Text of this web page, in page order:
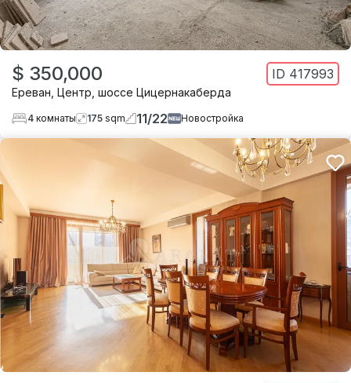
$ 350,000 ID 417993
Ереван Центр шоссе Цицернакаберда
4 комнаты 175 sqm 11/22 Новостройка